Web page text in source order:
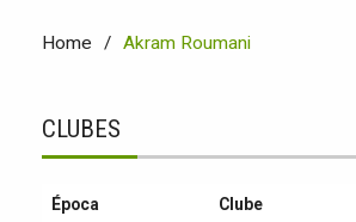
Home Akram Roumani
CLUBES
Época Clube